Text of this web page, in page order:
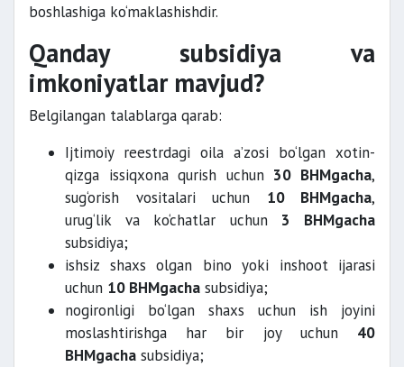
boshlashiga ko‘maklashishdir.
Qanday subsidiya va
imkoniyatlar mavjud?
Belgilangan talablarga qarab:
Ijtimoiy reestrdagi oila a’zosi bo‘lgan xotin-
qizga issiqxona qurish uchun 30 BHMgacha,
sug‘orish vositalari uchun 10 BHMgacha,
urug‘lik va ko‘chatlar uchun 3 BHMgacha
subsidiya;
ishsiz shaxs olgan bino yoki inshoot ijarasi
uchun 10 BHMgacha subsidiya;
nogironligi bo‘lgan shaxs uchun ish joyini
moslashtirishga har bir joy uchun 40
BHMgacha subsidiya;